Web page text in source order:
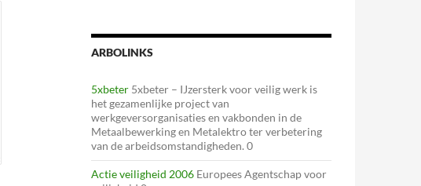
ARBOLINKS
5xbeter 5xbeter – IJzersterk voor veilig werk is
het gezamenlijke project van
werkgeversorganisaties en vakbonden in de
Metaalbewerking en Metalektro ter verbetering
van de arbeidsomstandigheden. 0
Actie veiligheid 2006 Europees Agentschap voor